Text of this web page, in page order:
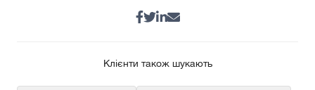
Клієнти також шукають